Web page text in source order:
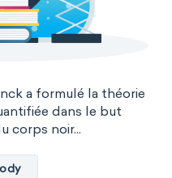
a formulé la théorie
dans le but
corps noir...